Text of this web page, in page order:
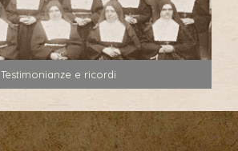
Testimonianze e ricordi